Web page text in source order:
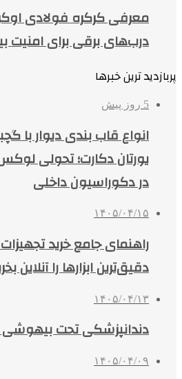
درب‌های برقی برای امنیت
پربازدید ترین خبرها
5 روز پیش
انواع قاب بندی دیوار با
یورتان دکارت؛ تحولی
در دکوراسیون داخلی
۱۴۰۵/۰۴/۱۵
راهنمای جامع خرید
دقیق‌ترین ابزارها را آنلاین
۱۴۰۵/۰۴/۱۳
دندانپزشکی تحت بیهوشی
۱۴۰۵/۰۴/۰۹